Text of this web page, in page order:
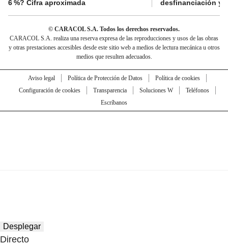
6 %? Cifra aproximada
desfinanciación y
© CARACOL S.A. Todos los derechos reservados.
CARACOL S.A. realiza una reserva expresa de las reproducciones y usos de las obras
y otras prestaciones accesibles desde este sitio web a medios de lectura mecánica u otros
medios que resulten adecuados.
Aviso legal Política de Protección de Datos
Política de cookies
Configuración de cookies
Transparencia Soluciones W
Teléfonos
Escríbanos
Desplegar
Directo